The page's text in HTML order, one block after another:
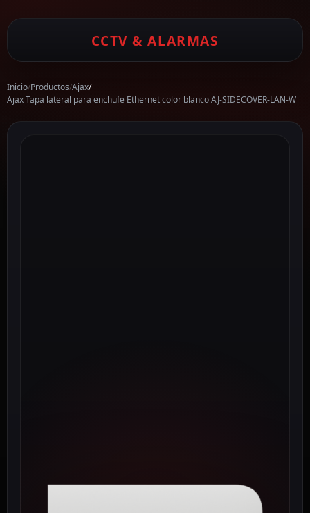
CCTV & ALARMAS
Inicio/Productos/Ajax/
Ajax Tapa lateral para enchufe Ethernet color blanco AJ-SIDECOVER-LAN-W